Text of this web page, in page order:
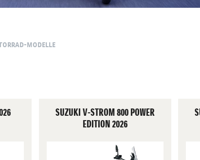
MODELLE
SUZUKI V-STROM 800 POWER
EDITION 2026